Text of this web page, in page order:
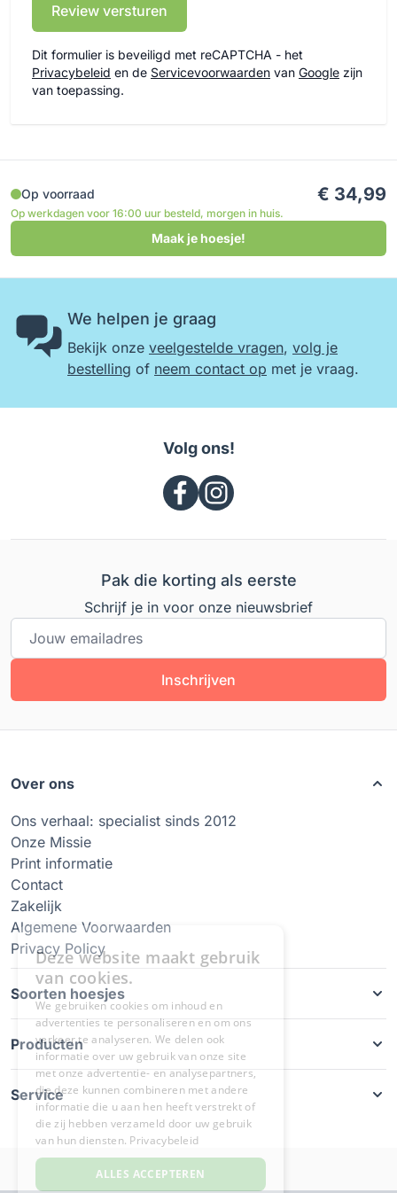
Review versturen
Dit formulier is beveiligd met reCAPTCHA - het
Privacybeleid en de Servicevoorwaarden van Google zijn
van toepassing.
Op voorraad € 34,99
Op werkdagen voor 16:00 uur besteld, morgen in huis.
Maak je hoesje!
We helpen je graag
Bekijk onze veelgestelde vragen, volg je
bestelling of neem contact op met je vraag.
Volg ons!
Pak die korting als eerste
Schrijf je in voor onze nieuwsbrief
E-mailadres
Inschrijven
Over ons
Ons verhaal: specialist sinds 2012
Onze Missie
Print informatie
Contact
Zakelijk
Algemene Voorwaarden
Privacy Policy
Soorten hoesjes
Producten
Service